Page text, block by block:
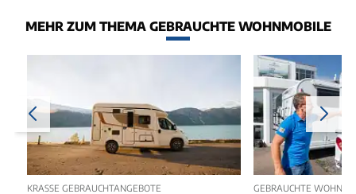
MEHR ZUM THEMA GEBRAUCHTE WOHNMOBILE
KRASSE GEBRAUCHTANGEBOTE GEBRAUCHTE